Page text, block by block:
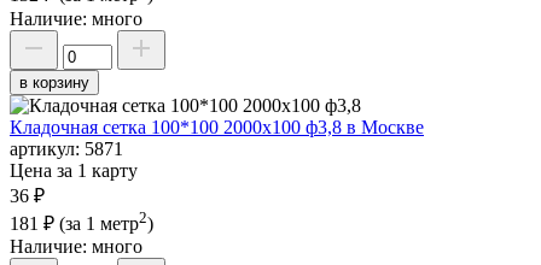
Наличие: много
в корзину
Кладочная сетка 100*100 2000х100 ф3,8 в Москве
артикул: 5871
Цена за 1 карту
36 ₽
181 ₽ (за 1 метр2)
Наличие: много